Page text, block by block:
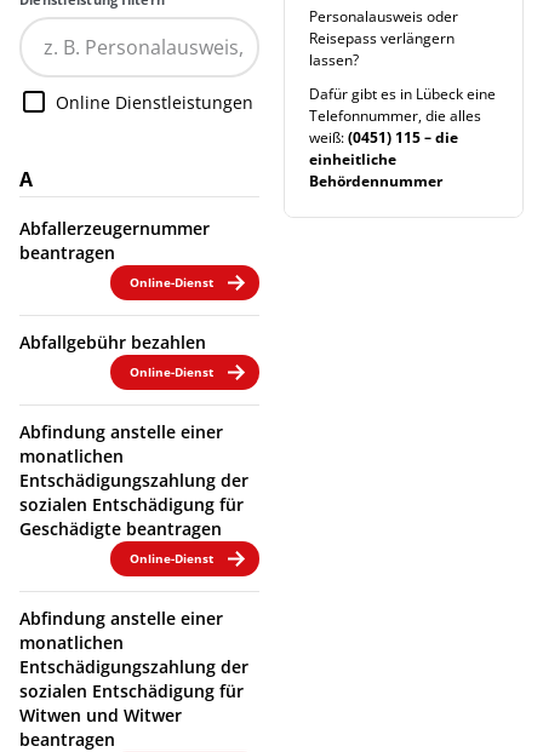
Online Dienstleistungen
A
Abfallerzeugernummer
beantragen
Online-Dienst
Abfallgebühr bezahlen
Online-Dienst
Abfindung anstelle einer
monatlichen
Entschädigungszahlung der
sozialen Entschädigung für
Geschädigte beantragen
Online-Dienst
Abfindung anstelle einer
monatlichen
Entschädigungszahlung der
sozialen Entschädigung für
Witwen und Witwer
beantragen
Personalausweis oder
Reisepass verlängern
lassen?
Dafür gibt es in Lübeck eine
Telefonnummer, die alles
weiß:(0451) 115 – die
einheitliche
Behördennummer